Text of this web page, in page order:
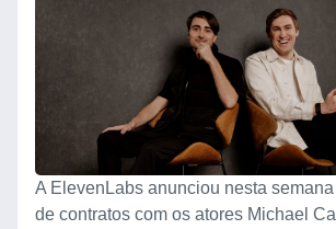
A ElevenLabs anunciou nesta
de contratos com os atores Michael